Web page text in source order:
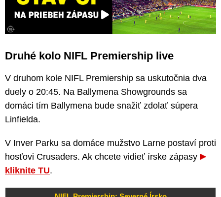
Druhé kolo NIFL Premiership live
V druhom kole NIFL Premiership sa uskutočnia dva
duely o 20:45. Na Ballymena Showgrounds sa
domáci tím Ballymena bude snažiť zdolať súpera
Linfielda.
V Inver Parku sa domáce mužstvo Larne postaví proti
hosťovi Crusaders. Ak chcete vidieť írske zápasy
kliknite TU.